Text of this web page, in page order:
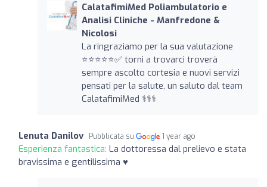
CalatafimiMed Poliambulatorio e
Analisi Cliniche - Manfredone &
Nicolosi
La ringraziamo per la sua valutazione
⭐️⭐️⭐️⭐️⭐️✅ torni a trovarci troverà
sempre ascolto cortesia e nuovi servizi
pensati per la salute, un saluto dal team
CalatafimiMed ‍⚕️‍⚕️‍⚕️
Lenuta Danilov Pubblicata su 1 year ago
Esperienza fantastica: La dottoressa dal prelievo e stata
bravissima e gentilissima ♥️